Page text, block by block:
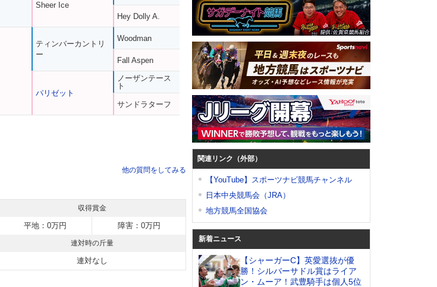
Sheer Ice
ティンバーカントリ
ー
パリゼット
Hey Dolly A.
Woodman
Fall Aspen
ノーザンテース
ト
サンドラターフ
他の質問をしてみる
収得賞金
平地：0万円 障害：0万円
連対時の斤量
連対なし
関連リンク（外部）
【YouTube】スポーツナビ競馬チャンネル
日本中央競馬会（JRA）
地方競馬全国協会
新着ニュース
【シャーガーC】英愛選抜が優
勝！シルバーサドル賞はライア
ン・ムーア！武豊騎手は個人5位